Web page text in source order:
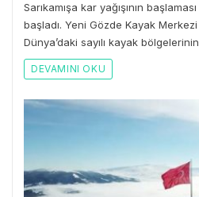
Sarıkamışa kar yağışının
başladı. Yeni Gözde Kayak Merkezi
Dünya’daki sayılı kayak
DEVAMINI OKU